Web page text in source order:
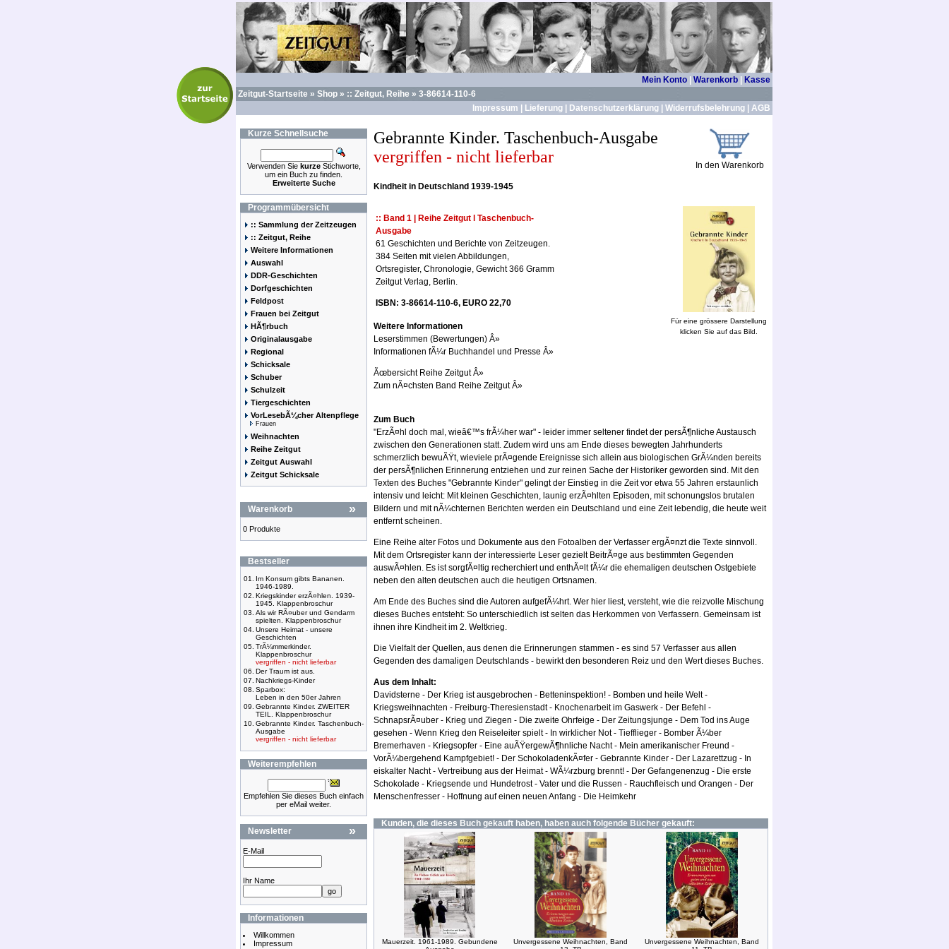
Mein Konto Warenkorb
Kasse
Zeitgut-Startseite » Shop » :: Zeitgut, Reihe » 3-86614-110-6
Impressum
Lieferung Datenschutzerklärung Widerrufsbelehrung AGB
Kurze Schnellsuche
Verwenden Sie kurzeStichworte,
um ein Buch zu finden.
Erweiterte Suche
Programmübersicht
:: Sammlung der Zeitzeugen
:: Zeitgut, Reihe
Weitere Informationen
Auswahl
DDR-Geschichten
Dorfgeschichten
Feldpost
Frauen bei Zeitgut
HÃ¶rbuch
Originalausgabe
Regional
Schicksale
Schuber
Schulzeit
Tiergeschichten
VorLesebÃ¼cher Altenpflege
Frauen
Weihnachten
Reihe Zeitgut
Zeitgut Auswahl
Zeitgut Schicksale
Warenkorb »
0 Produkte
Bestseller
01.
Im Konsum gibts Bananen.
1946-1989.
02. Kriegskinder erzÃ¤hlen. 1939-
1945. Klappenbroschur
03. Als wir RÃ¤uber und Gendarm
spielten. Klappenbroschur
04. Unsere Heimat - unsere
Geschichten
05. TrÃ¼mmerkinder.
Klappenbroschur
vergriffen - nicht lieferbar
06. Der Traum ist aus.
07. Nachkriegs-Kinder
08. Sparbox:
Leben in den 50er Jahren
09. Gebrannte Kinder. ZWEITER
TEIL. Klappenbroschur
10. Gebrannte Kinder. Taschenbuch-
Ausgabe
vergriffen - nicht lieferbar
Weiterempfehlen
Empfehlen Sie dieses Buch einfach
per eMail weiter.
Newsletter »
E-Mail
Ihr Name
Informationen
Willkommen
Impressum
Gebrannte Kinder. Taschenbuch-Ausgabe
vergriffen - nicht lieferbar
In den Warenkorb
Kindheit in Deutschland 1939-1945
Für eine grössere Darstellung
klicken Sie auf das Bild.
:: Band 1 | Reihe Zeitgut l Taschenbuch-
Ausgabe
61 Geschichten und Berichte von Zeitzeugen.
384 Seiten mit vielen Abbildungen,
Ortsregister, Chronologie, Gewicht 366 Gramm
Zeitgut Verlag, Berlin.
ISBN: 3-86614-110-6, EURO 22,70
Weitere Informationen
Leserstimmen (Bewertungen) Â»
Informationen fÃ¼r Buchhandel und Presse Â»
Ãœbersicht Reihe Zeitgut Â»
Zum nÃ¤chsten Band Reihe Zeitgut Â»
Zum Buch
"ErzÃ¤hl doch mal, wieâ€™s frÃ¼her war" - leider immer seltener findet der persÃ¶nliche Austausch
zwischen den Generationen statt. Zudem wird uns am Ende dieses bewegten Jahrhunderts
schmerzlich bewuÃŸt, wieviele prÃ¤gende Ereignisse sich allein aus biologischen GrÃ¼nden bereits
der persÃ¶nlichen Erinnerung entziehen und zur reinen Sache der Historiker geworden sind. Mit den
Texten des Buches "Gebrannte Kinder" gelingt der Einstieg in die Zeit vor etwa 55 Jahren erstaunlich
intensiv und leicht: Mit kleinen Geschichten, launig erzÃ¤hlten Episoden, mit schonungslos brutalen
Bildern und mit nÃ¼chternen Berichten werden ein Deutschland und eine Zeit lebendig, die heute weit
entfernt scheinen.
Eine Reihe alter Fotos und Dokumente aus den Fotoalben der Verfasser ergÃ¤nzt die Texte sinnvoll.
Mit dem Ortsregister kann der interessierte Leser gezielt BeitrÃ¤ge aus bestimmten Gegenden
auswÃ¤hlen. Es ist sorgfÃ¤ltig recherchiert und enthÃ¤lt fÃ¼r die ehemaligen deutschen Ostgebiete
neben den alten deutschen auch die heutigen Ortsnamen.
Am Ende des Buches sind die Autoren aufgefÃ¼hrt. Wer hier liest, versteht, wie die reizvolle Mischung
dieses Buches entsteht: So unterschiedlich ist selten das Herkommen von Verfassern. Gemeinsam ist
ihnen ihre Kindheit im 2. Weltkrieg.
Die Vielfalt der Quellen, aus denen die Erinnerungen stammen - es sind 57 Verfasser aus allen
Gegenden des damaligen Deutschlands - bewirkt den besonderen Reiz und den Wert dieses Buches.
Aus dem Inhalt:
Davidsterne - Der Krieg ist ausgebrochen - Betteninspektion! - Bomben und heile Welt -
Kriegsweihnachten - Freiburg-Theresienstadt - Knochenarbeit im Gaswerk - Der Befehl -
SchnapsrÃ¤uber - Krieg und Ziegen - Die zweite Ohrfeige - Der Zeitungsjunge - Dem Tod ins Auge
gesehen - Wenn Krieg den Reiseleiter spielt - In wirklicher Not - Tiefflieger - Bomber Ã¼ber
Bremerhaven - Kriegsopfer - Eine auÃŸergewÃ¶hnliche Nacht - Mein amerikanischer Freund -
VorÃ¼bergehend Kampfgebiet! - Der SchokoladenkÃ¤fer - Gebrannte Kinder - Der Lazarettzug - In
eiskalter Nacht - Vertreibung aus der Heimat - WÃ¼rzburg brennt! - Der Gefangenenzug - Die erste
Schokolade - Kriegsende und Hundetrost - Vater und die Russen - Rauchfleisch und Orangen - Der
Menschenfresser - Hoffnung auf einen neuen Anfang - Die Heimkehr
Kunden, die dieses Buch gekauft haben, haben auch folgende Bücher gekauft:
Mauerzeit. 1961-1989. Gebundene
Unvergessene Weihnachten, Band
Unvergessene Weihnachten, Band